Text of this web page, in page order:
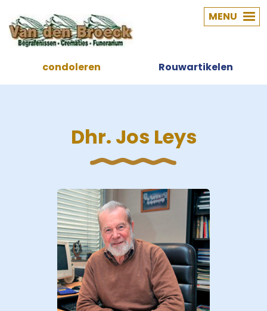
condoleren Rouwartikelen
MENU
Dhr. Jos Leys